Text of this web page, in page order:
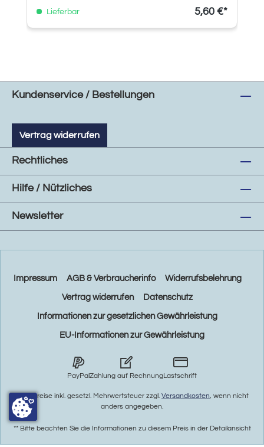
Lieferbar 5,60 €*
Kundenservice / Bestellungen
Vertrag widerrufen
Rechtliches
Hilfe / Nützliches
Newsletter
Impressum AGB & Verbraucherinfo Widerrufsbelehrung
Vertrag widerrufen Datenschutz
Informationen zur gesetzlichen Gewährleistung
EU-Informationen zur Gewährleistung
PayPalZahlung auf RechnungLastschrift
* Alle Preise inkl. gesetzl. Mehrwertsteuer zzgl. Versandkosten, wenn nicht
anders angegeben.
** Bitte beachten Sie die Informationen zu diesem Preis in der Detailansicht